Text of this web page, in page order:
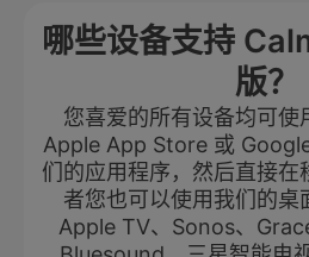
哪些设备支持
版？
您喜爱的所有设备均可使
Apple App Store 或
们的应用程序，然后直接在
者您也可以使用我们的桌
Apple TV、Sonos、